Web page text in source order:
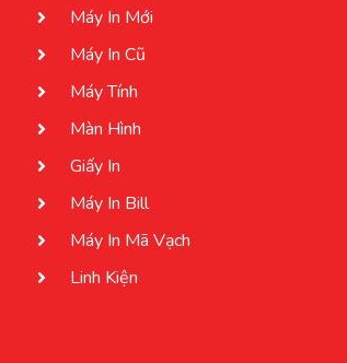
Máy In Mới
Máy In Cũ
Máy Tính
Màn Hình
Giấy In
Máy In Bill
Máy In Mã Vạch
Linh Kiện